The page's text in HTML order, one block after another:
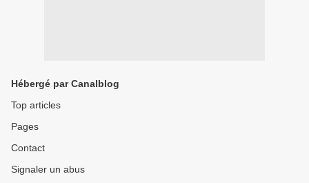
Hébergé par Canalblog
Top articles
Pages
Contact
Signaler un abus